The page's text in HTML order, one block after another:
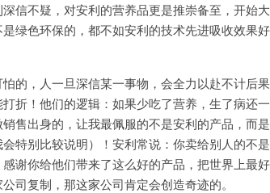
信不疑，对安利的营养品更是推崇备至，开始
绿色环保的，都不如安利的技术先进吸收效果
的，人一旦深信某一事物，会全力以赴不计后
折！他们的逻辑：如果少吃了营养，生了病还
售出身的，让我最佩服的不是安利的产品，而
会特别比较说明）！安利常说：你卖给别人的不
谢你给他们带来了这么好的产品，把世界上最
司复制，那这家公司肯定会创造奇迹的。